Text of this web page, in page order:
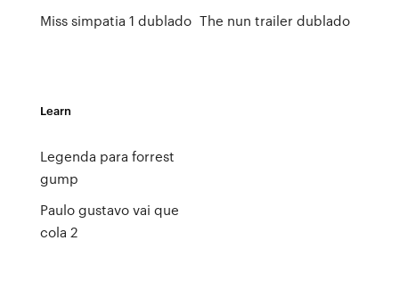
Miss simpatia 1 dublado The nun trailer dublado
Learn
Legenda para forrest
gump
Paulo gustavo vai que
cola 2